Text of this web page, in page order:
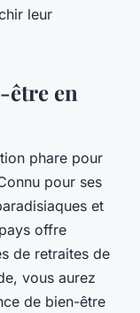
leur
être en
phare pour
pour ses
et
offre
de retraites de
vous aurez
de bien-être